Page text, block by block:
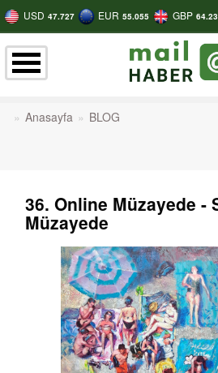
USD 47.727 EUR 55.055 GBP
Anasayfa BLOG
36. Online Müzayede -
Müzayede